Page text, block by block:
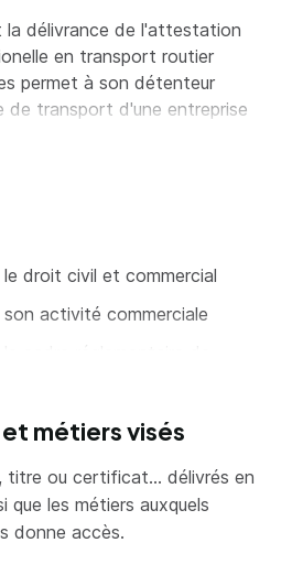
la délivrance de l'attestation
en transport routier
permet à son détenteur
de transport d'une entreprise
marchandises utilisant
droit civil et commercial
activité commerciale
activité financière
la sécurité
métiers visés
titre ou certificat... délivrés en
les métiers auxquels
donne accès.